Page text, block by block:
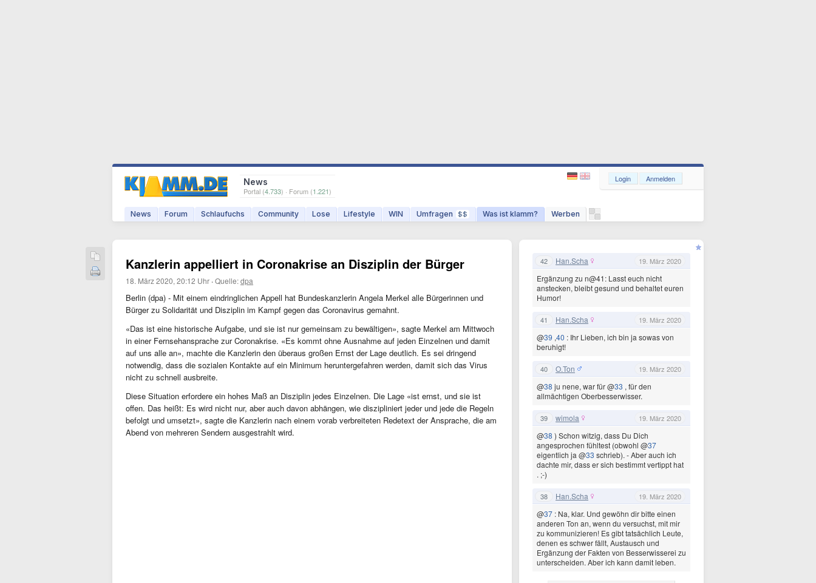
News
Portal (4.733) · Forum (1.221)
News Forum Schlaufuchs Community Lose Lifestyle WIN Umfragen $$ Was ist klamm? Werben
Login Anmelden
Kanzlerin appelliert in Coronakrise an Disziplin der Bürger
18. März 2020, 20:12 Uhr ·Quelle:dpa
Berlin (dpa) - Mit einem eindringlichen Appell hat Bundeskanzlerin Angela Merkel alle Bürgerinnen und
Bürger zu Solidarität und Disziplin im Kampf gegen das Coronavirus gemahnt.
«Das ist eine historische Aufgabe, und sie ist nur gemeinsam zu bewältigen», sagte Merkel am Mittwoch
in einer Fernsehansprache zur Coronakrise. «Es kommt ohne Ausnahme auf jeden Einzelnen und damit
auf uns alle an», machte die Kanzlerin den überaus großen Ernst der Lage deutlich. Es sei dringend
notwendig, dass die sozialen Kontakte auf ein Minimum heruntergefahren werden, damit sich das Virus
nicht zu schnell ausbreite.
Diese Situation erfordere ein hohes Maß an Disziplin jedes Einzelnen. Die Lage «ist ernst, und sie ist
offen. Das heißt: Es wird nicht nur, aber auch davon abhängen, wie diszipliniert jeder und jede die Regeln
befolgt und umsetzt», sagte die Kanzlerin nach einem vorab verbreiteten Redetext der Ansprache, die am
Abend von mehreren Sendern ausgestrahlt wird.
42 Han.Scha 19. März 2020
Ergänzung zu n@41: Lasst euch nicht
anstecken, bleibt gesund und behaltet euren
Humor!
41 Han.Scha 19. März 2020
@39 ,40 : Ihr Lieben, ich bin ja sowas von
beruhigt!
40 O.Ton 19. März 2020
@38 ju nene, war für @33 , für den
allmächtigen Oberbesserwisser.
39 wimola 19. März 2020
@38 ) Schon witzig, dass Du Dich
angesprochen fühltest (obwohl @37
eigentlich ja @33 schrieb). - Aber auch ich
dachte mir, dass er sich bestimmt vertippt hat
. ;-)
38 Han.Scha 19. März 2020
@37 : Na, klar. Und gewöhn dir bitte einen
anderen Ton an, wenn du versuchst, mit mir
zu kommunizieren! Es gibt tatsächlich Leute,
denen es schwer fällt, Austausch und
Ergänzung der Fakten von Besserwisserei zu
unterscheiden. Aber ich kann damit leben.